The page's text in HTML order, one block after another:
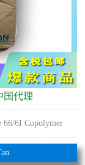
国代理
66/6I Copolymer